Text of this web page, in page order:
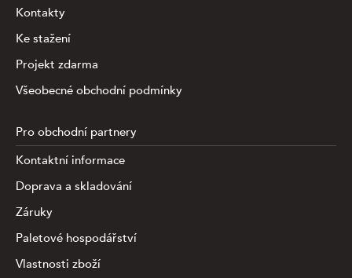
Kontakty
Ke stažení
Projekt zdarma
Všeobecné obchodní podmínky
Pro obchodní partnery
Kontaktní informace
Doprava a skladování
Záruky
Paletové hospodářství
Vlastnosti zboží